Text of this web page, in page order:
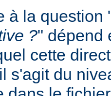
à la question
?" dépend
cette
s'agit du